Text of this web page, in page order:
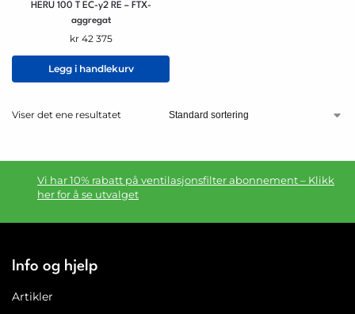
HERU 100 T EC-y2 RE – FTX-
aggregat
kr42 375
Legg i handlekurv
Viser det ene resultatet
Vi har 10% rabatt på ventilasjonsfilter abonnement – Klikk
her for å se utvalget
Info og hjelp
Artikler